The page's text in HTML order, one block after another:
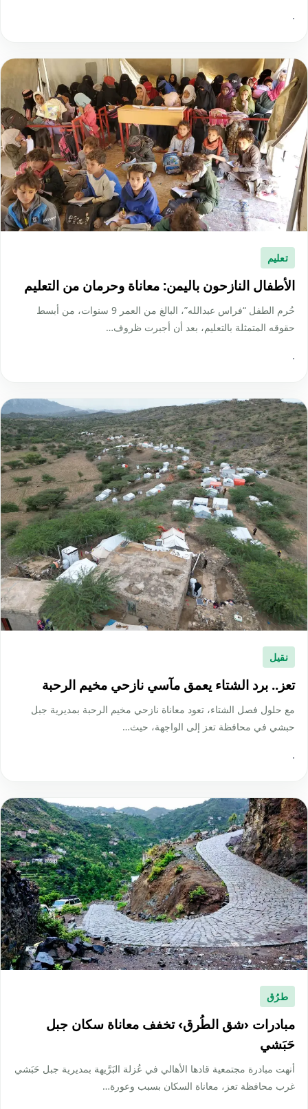
·
تعليم
الأطفال النازحون باليمن: معاناة وحرمان من التعليم
حُرم الطفل “فراس عبدالله”، البالغ من العمر 9 سنوات، من أبسط
حقوقه المتمثلة بالتعليم، بعد أن أجبرت ظروف…
·
نقيل
تعز.. برد الشتاء يعمق مآسي نازحي مخيم الرحبة
مع حلول فصل الشتاء، تعود معاناة نازحي مخيم الرحبة بمديرية جبل
حبشي في محافظة تعز إلى الواجهة، حيث…
·
طرُق
مبادرات ‹شق الطُرق› تخفف معاناة سكان جبل
حَبَشي
أنهت مبادرة مجتمعية قادها الأهالي في عُزلة البَرَّيهة بمديرية جبل حَبَشي
غرب محافظة تعز، معاناة السكان بسبب وعورة…